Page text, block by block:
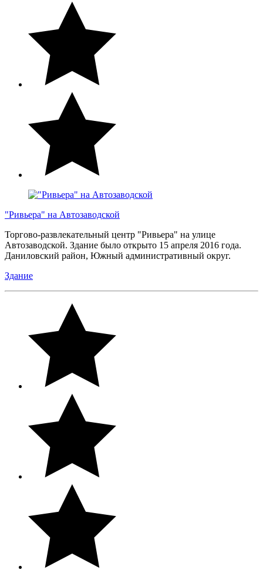
"Ривьера" на Автозаводской
Торгово-развлекательный центр "Ривьера" на улице
Автозаводской. Здание было открыто 15 апреля 2016 года.
Даниловский район, Южный административный округ.
Здание